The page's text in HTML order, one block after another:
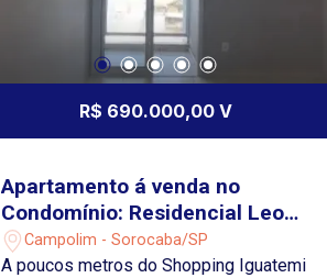
R$ 690.000,00 V
Apartamento á venda no
Condomínio: Residencial Leon
D`Oro
Campolim - Sorocaba/SP
A poucos metros do Shopping Iguatemi